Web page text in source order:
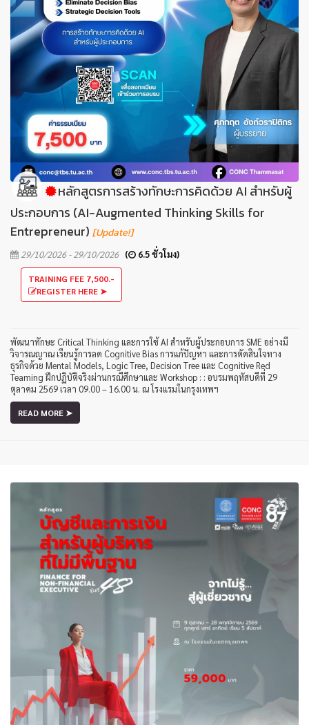
หลักสูตรการสร้างทักษะการคิดด้วย AI สำหรับผู้
ประกอบการ (AI-Augmented Thinking Skills for
Entrepreneur) [Update!]
29/10/2026 - 29/10/2026 ( 6.5 ชั่วโมง)
TRAINING FEE 7,500.-
REGISTER HERE ➤
พัฒนาทักษะ Critical Thinking และการใช้ AI สำหรับผู้ประกอบการ SME อย่างมี
วิจารณญาณ เรียนรู้การลด Cognitive Bias การแก้ปัญหา และการตัดสินใจทาง
ธุรกิจด้วย Mental Models, Logic Tree, Decision Tree และ Cognitive Red
Teaming ฝึกปฏิบัติจริงผ่านกรณีศึกษาและ Workshop : : อบรมพฤหัสบดีที่ 29
ตุลาคม 2569 เวลา 09.00 – 16.00 น. ณ โรงแรมในกรุงเทพฯ
READ MORE ➤